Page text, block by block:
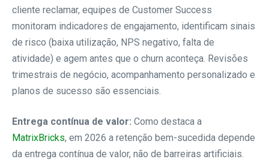
cliente reclamar, equipes de Customer Success
monitoram indicadores de engajamento, identificam sinais
de risco (baixa utilização, NPS negativo, falta de
atividade) e agem antes que o churn aconteça. Revisões
trimestrais de negócio, acompanhamento personalizado e
planos de sucesso são essenciais.
Entrega contínua de valor: Como destaca a
MatrixBricks, em 2026 a retenção bem-sucedida depende
da entrega contínua de valor, não de barreiras artificiais.